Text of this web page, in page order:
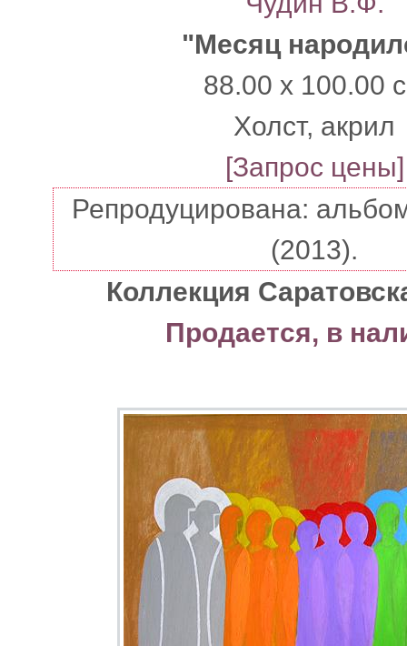
"Месяц
88.00 x 100.00
Xолст, акрил
[Запрос цены]
Репродуцирована:
(2013).
Коллекция
Продается, в